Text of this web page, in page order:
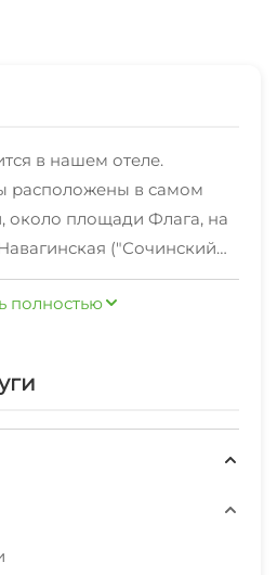
в нашем отеле.
расположены в самом
около площади Флага, на
("Сочинский
порта и центральной
– 10 минут пешком по
пешком всего 5
"Ласточка" в
от захудалых гостевых
полностью